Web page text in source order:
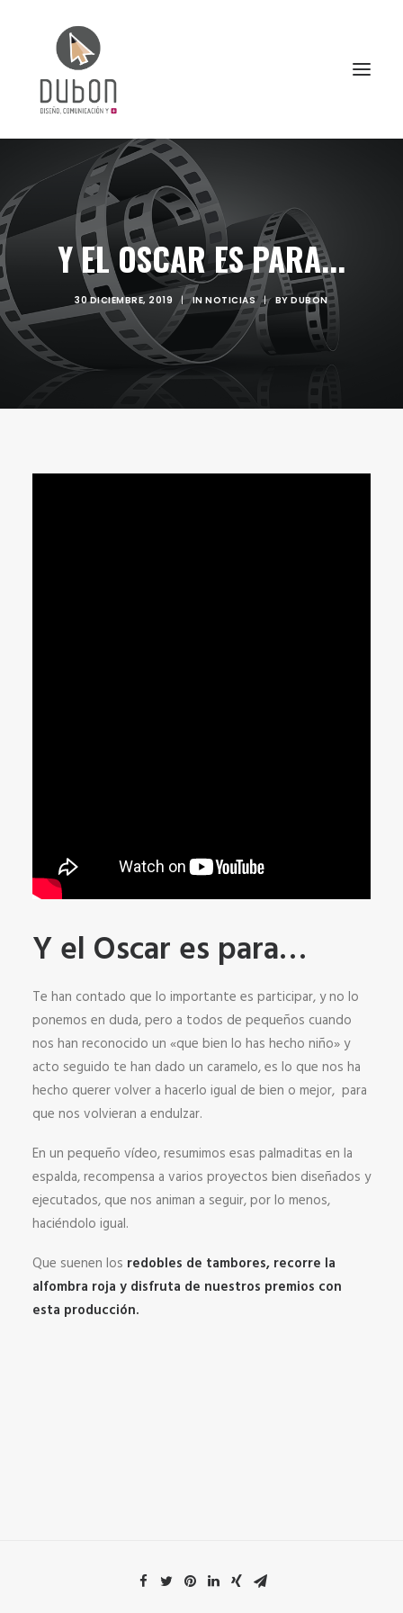
INICIO
NOTICIAS
CONÓCENOS
SERVICIOS
PROYECTOS
CONTACTO
Y EL OSCAR ES PARA...
30 DICIEMBRE, 2019 | INNOTICIAS | BYDUBON
Y el Oscar es para…
Te han contado que lo importante es participar, y no lo
ponemos en duda, pero a todos de pequeños cuando
nos han reconocido un «que bien lo has hecho niño» y
acto seguido te han dado un caramelo, es lo que nos ha
hecho querer volver a hacerlo igual de bien o mejor, para
que nos volvieran a endulzar.
En un pequeño vídeo, resumimos esas palmaditas en la
espalda, recompensa a varios proyectos bien diseñados y
ejecutados, que nos animan a seguir, por lo menos,
haciéndolo igual.
Que suenen los redobles de tambores, recorre la
alfombra roja y disfruta de nuestros premios con
esta producción.